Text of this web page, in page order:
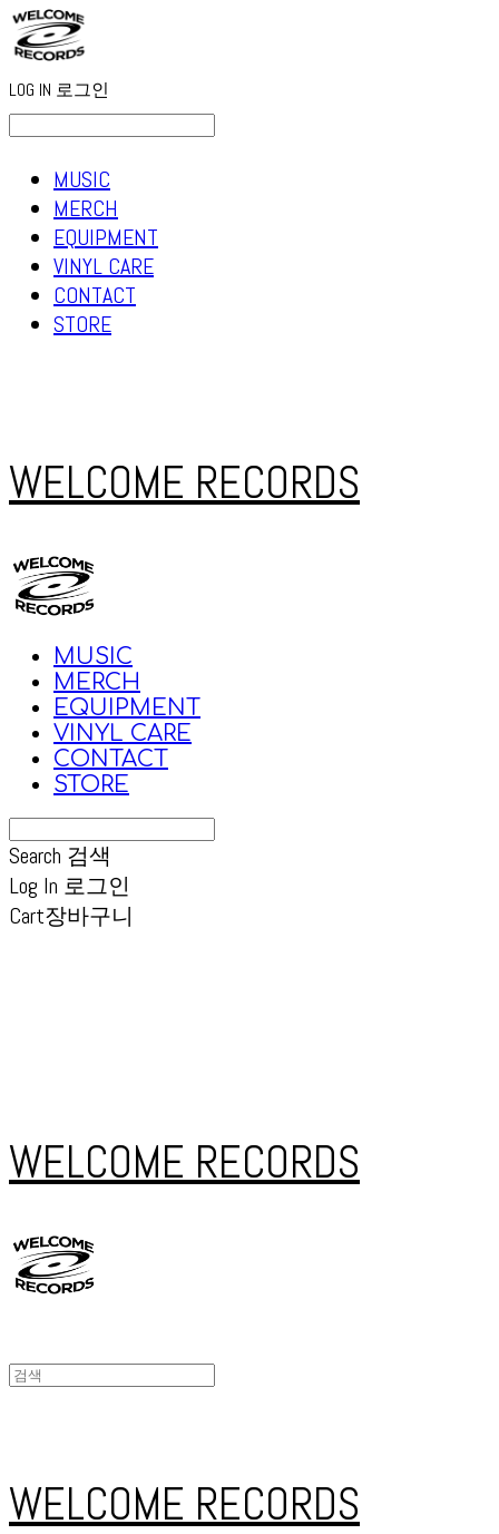
LOG IN 로그인
MUSIC
MERCH
EQUIPMENT
VINYL CARE
CONTACT
STORE
WELCOME RECORDS
MUSIC
MERCH
EQUIPMENT
VINYL CARE
CONTACT
STORE
Search 검색
Log In 로그인
Cart장바구니
WELCOME RECORDS
WELCOME RECORDS